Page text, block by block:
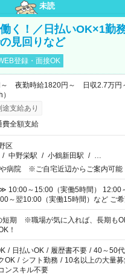
未読
く！／日払いOK×1勤
見回りなど
登録・面接OK
～ 夜勤時給1820円～ 日収2.7万円
支給あり
費全額支給
区
/ 中野栄駅 / 小鶴新田駅 / …
病院 ※ご自宅近辺からご案内可能
10:00～15:00（実働5時間） 12:00
10:00（実働15時間）など ご希望に応じて、
整できます！ お気軽に担当へ相談
短期 ※職場が気に入れば、長期も
！
/ 日払いOK / 履歴書不要 / 40～50
OK / シフト勤務 / 10名以上の大量
ンスキル不要